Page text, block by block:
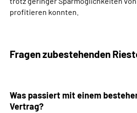
profitieren konnten.
Fragen zubestehenden
Was passiert mit einem
Vertrag?